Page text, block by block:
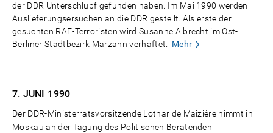
der DDR Unterschlupf gefunden haben. Im Mai 1990 werden
Auslieferungsersuchen an die DDR gestellt. Als erste der
gesuchten RAF-Terroristen wird Susanne Albrecht im Ost-
Berliner Stadtbezirk Marzahn verhaftet. Mehr
7. JUNI 1990
Der DDR-Ministerratsvorsitzende Lothar de Maizière nimmt in
Moskau an der Tagung des Politischen Beratenden